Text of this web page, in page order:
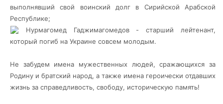
выполнявший свой воинский долг в Сирийской Арабской
Республике;
Нурмагомед Гаджимагомедов - старший лейтенант,
который погиб на Украине совсем молодым.
Не забудем имена мужественных людей, сражающихся за
Родину и братский народ, а также имена героически отдавших
жизнь за справедливость, свободу, историческую память!